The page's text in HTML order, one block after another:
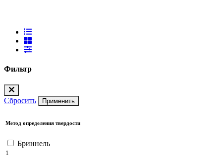
Фильтр
Сбросить Применить
Метод определения твердости
Бриннель
1